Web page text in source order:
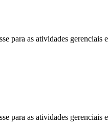
para as atividades gerenciais
para as atividades gerenciais